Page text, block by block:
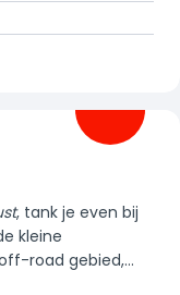
, tank je even bij
kleine
road gebied,